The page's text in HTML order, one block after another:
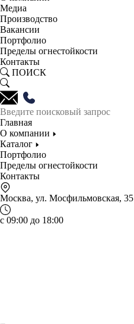
Медиа
Производство
Вакансии
Портфолио
Пределы огнестойкости
Контакты
ПОИСК
Главная
О компании
Каталог
Портфолио
Пределы огнестойкости
Контакты
Москва, ул. Мосфильмовская, 35
с 09:00 до 18:00